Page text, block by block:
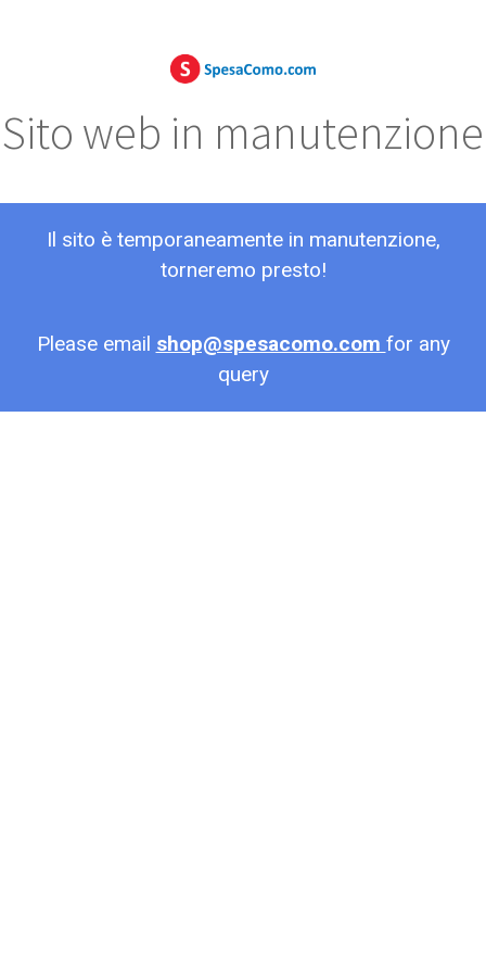
Sito web in manutenzione
Il sito è temporaneamente in manutenzione,
torneremo presto!
Please email shop@spesacomo.com for any
query